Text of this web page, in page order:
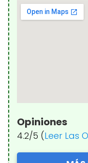
Opiniones
4.2/5 (Leer Las